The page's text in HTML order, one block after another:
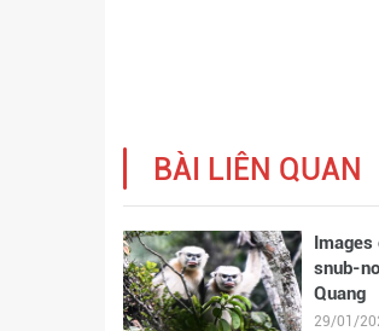
BÀI LIÊN QUAN
Images
snub-
Quang
29/01/